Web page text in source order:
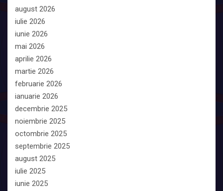
august 2026
iulie 2026
iunie 2026
mai 2026
aprilie 2026
martie 2026
februarie 2026
ianuarie 2026
decembrie 2025
noiembrie 2025
octombrie 2025
septembrie 2025
august 2025
iulie 2025
iunie 2025